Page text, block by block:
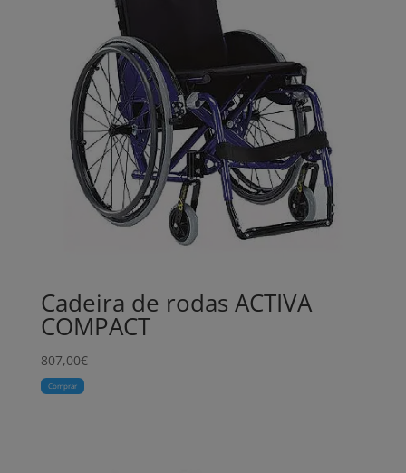
Cadeira de rodas ACTIVA
COMPACT
807,00€
Comprar